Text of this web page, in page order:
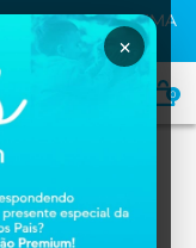
COMPRAS ACIMA
0
×